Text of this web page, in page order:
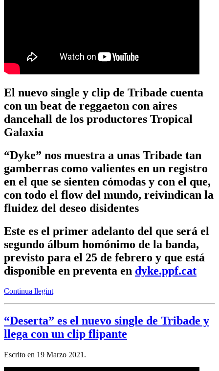
El nuevo single y clip de Tribade cuenta
con un beat de reggaeton con aires
dancehall de los productores Tropical
Galaxia
“Dyke” nos muestra a unas Tribade tan
gamberras como valientes en un registro
en el que se sienten cómodas y con el que,
con todo el flow del mundo, reivindican la
fluidez del deseo disidentes
Este es el primer adelanto del que será el
segundo álbum homónimo de la banda,
previsto para el 25 de febrero y que está
disponible en preventa en dyke.ppf.cat
Continua llegint
“Deserta” es el nuevo single de Tribade y
llega con un clip flipante
Escrito en 19 Marzo 2021 .